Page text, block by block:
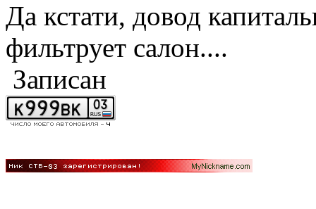
Да кстати, довод
фильтрует салон....
Записан